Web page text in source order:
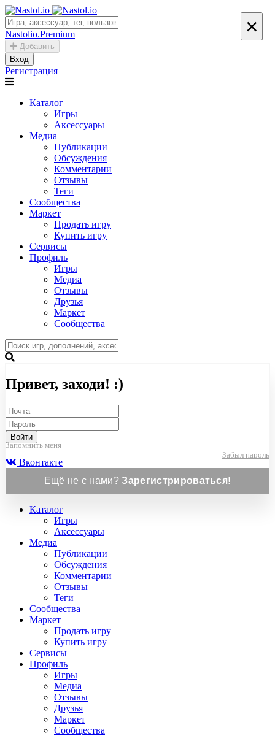
Nastolio.Premium
Добавить
Вход
Регистрация
Каталог
Игры
Аксессуары
Медиа
Публикации
Обсуждения
Комментарии
Отзывы
Теги
Сообщества
Маркет
Продать игру
Купить игру
Сервисы
Профиль
Игры
Медиа
Отзывы
Друзья
Маркет
Сообщества
×
Привет, заходи! :)
Войти
Запомнить меня
Забыл пароль
Вконтакте
Ещё не с нами?Зарегистрироваться!
Каталог
Игры
Аксессуары
Медиа
Публикации
Обсуждения
Комментарии
Отзывы
Теги
Сообщества
Маркет
Продать игру
Купить игру
Сервисы
Профиль
Игры
Медиа
Отзывы
Друзья
Маркет
Сообщества